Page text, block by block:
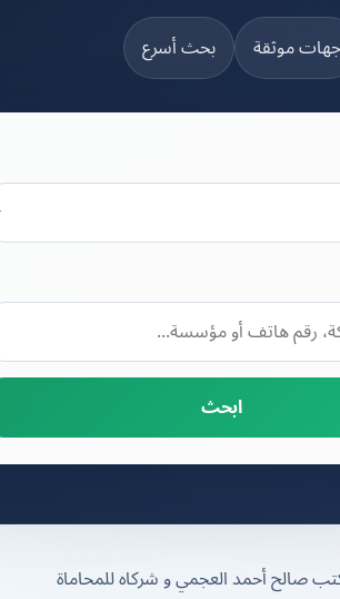
بحث أسرع
ابحث
أحمد العجمي و شركاه للمحاماة